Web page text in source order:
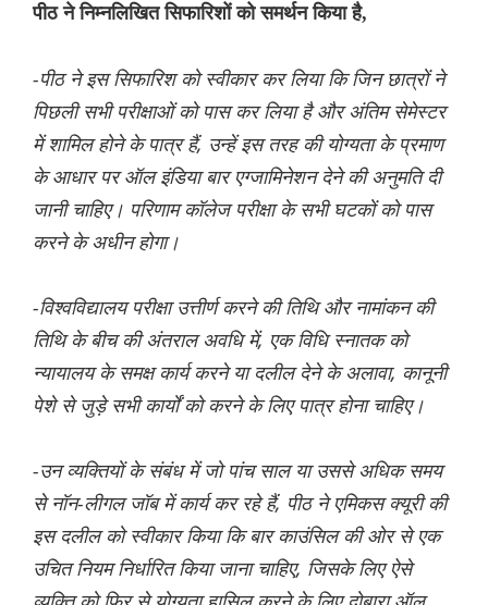
पीठ ने निम्नलिखित सिफारिशों को समर्थन किया है,
-पीठ ने इस सिफारिश को स्वीकार कर लिया कि जिन छात्रों ने
पिछली सभी परीक्षाओं को पास कर लिया है और अंतिम सेमेस्टर
में शामिल होने के पात्र हैं, उन्हें इस तरह की योग्यता के प्रमाण
के आधार पर ऑल इं‌डिया बार एग्जामिनेशन देने की अनुमति दी
जानी चाहिए। परिणाम कॉलेज परीक्षा के सभी घटकों को पास
करने के अधीन होगा।
-विश्वविद्यालय परीक्षा उत्तीर्ण करने की तिथि और नामांकन की
तिथि के बीच की अंतराल अवधि में, एक विधि स्नातक को
न्यायालय के समक्ष कार्य करने या दलील देने के अलावा, कानूनी
पेशे से जुड़े सभी कार्यों को करने के लिए पात्र होना चाहिए।
-उन व्यक्तियों के संबंध में जो पांच साल या उससे अधिक समय
से नॉन-लीगल जॉब में कार्य कर रहे हैं, पीठ ने एमिकस क्यूरी की
इस दलील को स्वीकार किया कि बार काउंसिल की ओर से एक
उचित नियम निर्धारित किया जाना चाहिए, जिसके लिए ऐसे